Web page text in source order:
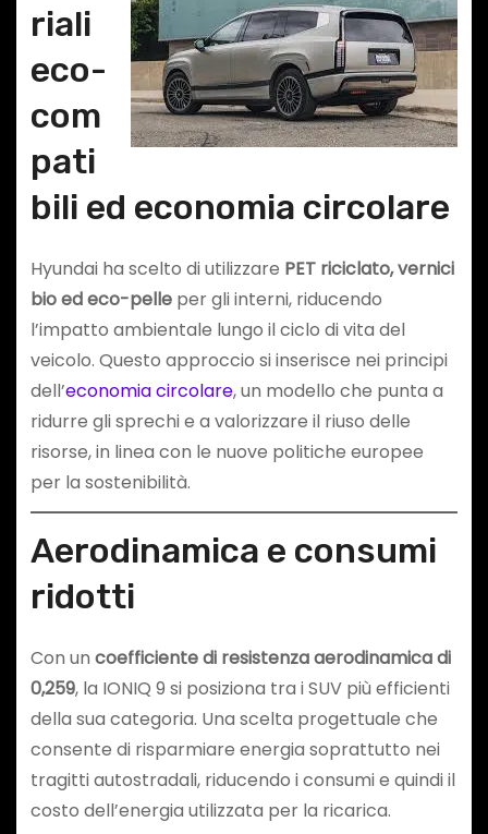
riali
eco-
com
pati
bili ed economia circolare
Hyundai ha scelto di utilizzare PET riciclato, vernici
bio ed eco-pelleper gli interni, riducendo
l’impatto ambientale lungo il ciclo di vita del
veicolo. Questo approccio si inserisce nei principi
dell’economia circolare, un modello che punta a
ridurre gli sprechi e a valorizzare il riuso delle
risorse, in linea con le nuove politiche europee
per la sostenibilità.
Aerodinamica e consumi
ridotti
Con un coefficiente di resistenza aerodinamica di
0,259, la IONIQ 9 si posiziona tra i SUV più efficienti
della sua categoria. Una scelta progettuale che
consente di risparmiare energia soprattutto nei
tragitti autostradali, riducendo i consumi e quindi il
costo dell’energia utilizzata per la ricarica.